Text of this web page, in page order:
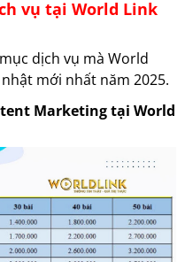
vụ tại World Link
dịch vụ mà World
mới nhất năm 2025.
Marketing tại World